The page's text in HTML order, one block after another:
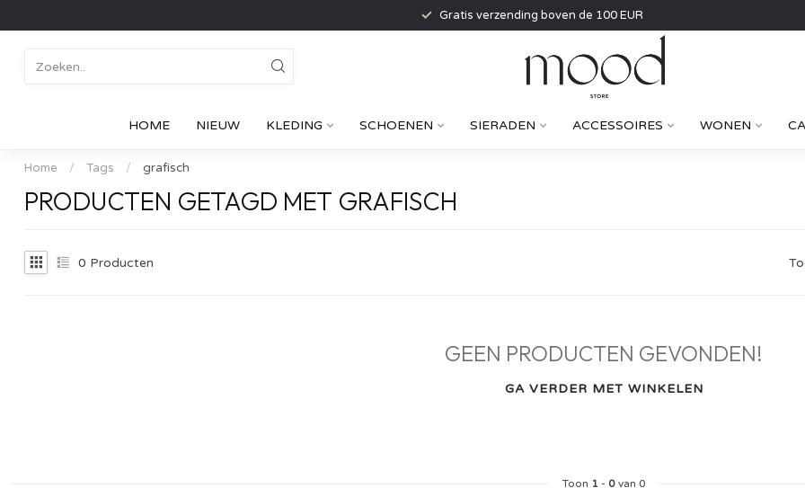
Gratis verzending boven de 100 EUR
HOME NIEUW KLEDING SCHOENEN SIERADEN ACCESSOIRES WONEN
Home / Tags / grafisch
PRODUCTEN GETAGD MET GRAFISCH
0 Producten
GEEN PRODUCTEN GEVONDEN!
GA VERDER MET WINKELEN
Toon 1 - 0van 0